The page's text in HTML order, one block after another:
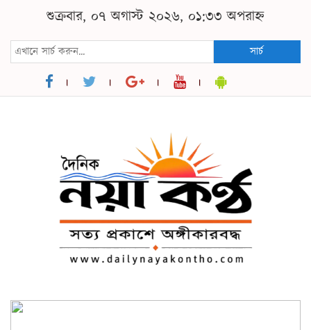
শুক্রবার, ০৭ অগাস্ট ২০২৬, ০১:৩৩ অপরাহ্ন
সার্চ